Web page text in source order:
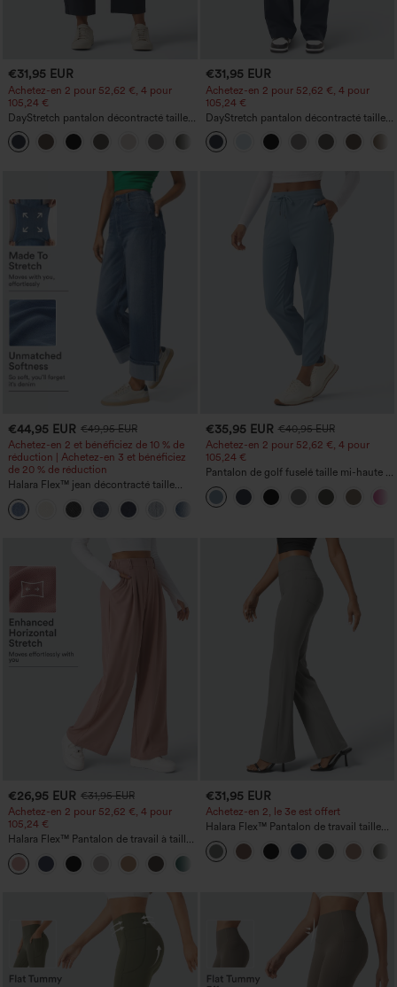
€31,95 EUR
Achetez-en 2 pour 52,62 €, 4 pour
105,24 €
DayStretch pantalon décontracté taille
haute à jambe en forme de tonneau
avec poches
+5
€31,95 EUR
Achetez-en 2 pour 52,62 €, 4 pour
105,24 €
DayStretch pantalon décontracté taille
haute avec poches et coupe droite
€44,95 EUR €49,95 EUR
Achetez-en 2 et bénéficiez de 10 % de
réduction | Achetez-en 3 et bénéficiez
de 20 % de réduction
Halara Flex™ jean décontracté taille
haute, large, avec poches, ourlet
retroussé et effet délavé
+1
€35,95 EUR €40,95 EUR
Achetez-en 2 pour 52,62 €, 4 pour
105,24 €
Pantalon de golf fuselé taille mi-haute à
cordon, ourlet incurvé, séchage rapide,
avec poches — UPF40+
€26,95 EUR €31,95 EUR
Achetez-en 2 pour 52,62 €, 4 pour
105,24 €
Halara Flex™ Pantalon de travail à taille
haute, jambe large, avec poches, en
maille gaufrée
+21
€31,95 EUR
Achetez-en 2, le 3e est offert
Halara Flex™ Pantalon de travail taille
haute avec poche latérale arrière et
légère coupe évasée